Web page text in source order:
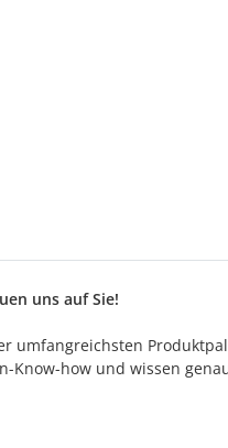
uns auf Sie!
umfangreichsten
Know-how und wissen